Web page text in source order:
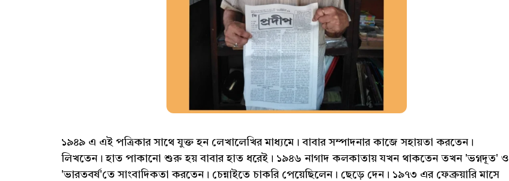
১৯৪৯ এ এই পত্রিকার সাথে যুক্ত হন লেখালেখির মাধ্যমে। বাবার সম্পাদনার কাজে সহায়তা করতেন।
লিখতেন। হাত পাকানো শুরু হয় বাবার হাত ধরেই। ১৯৪৬ নাগাদ কলকাতায় যখন থাকতেন তখন 'ভগ্নদূত' ও
'ভারতবর্ষ'তে সাংবাদিকতা করতেন। চেন্নাইতে চাকরি পেয়েছিলেন। ছেড়ে দেন। ১৯৭৩ এর ফেব্রুয়ারি মাসে